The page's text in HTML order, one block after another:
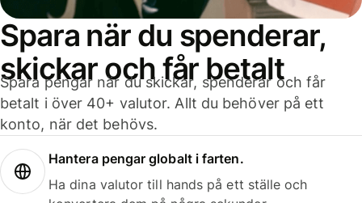
Spara när du spenderar,
skickar och får betalt
Spara pengar när du skickar, spenderar och får
betalt i över 40+ valutor. Allt du behöver på ett
konto, när det behövs.
Hantera pengar globalt i farten.
Ha dina valutor till hands på ett ställe och